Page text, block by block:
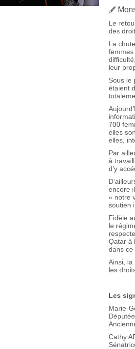
🖋
Le
des
La
leur
Sous le
étaient
700
elles
elles,
Par
à
d’y
encore
« notre
soutien
Fidèle
le
Qatar à
dans ce
Ainsi, la
les
Les
Cathy